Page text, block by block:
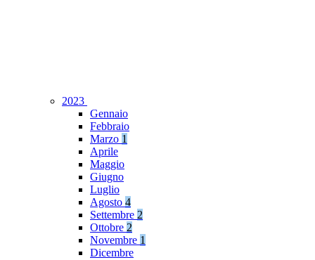
2023
Gennaio
Febbraio
Marzo 1
Aprile
Maggio
Giugno
Luglio
Agosto 4
Settembre 2
Ottobre 2
Novembre 1
Dicembre